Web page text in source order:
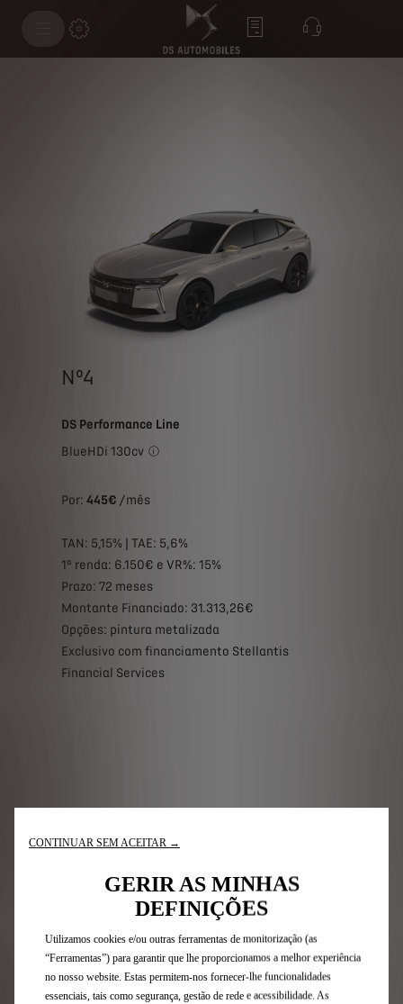
Nº4
Nº4
DS Performance Line
BlueHDi 130cv
Por: 445€ /mês
TAN: 5,15% | TAE: 5,6%
1ª renda: 6.150€ e VR%: 15%
Prazo: 72 meses
Montante Financiado: 31.313,26€
Opções: pintura metalizada
Exclusivo com financiamento Stellantis
Financial Services
Condições Legais
Inscreva-se na nossa newsletter
CONTINUAR SEM ACEITAR →
GERIR AS MINHAS
DEFINIÇÕES
Utilizamos cookies e/ou outras ferramentas de monitorização (as
“Ferramentas”) para garantir que lhe proporcionamos a melhor experiência
no nosso website. Estas permitem-nos fornecer-lhe funcionalidades
essenciais, tais como segurança, gestão de rede e acessibilidade. As